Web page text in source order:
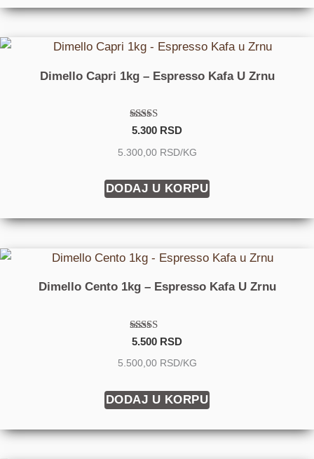
Dimello Capri 1kg – Espresso Kafa U Zrnu
Ocenjeno sa
od 5
5.300 RSD
5.300,00 RSD/KG
DODAJ U KORPU
Dimello Cento 1kg – Espresso Kafa U Zrnu
Ocenjeno
4.00
od 5
5.500 RSD
5.500,00 RSD/KG
DODAJ U KORPU